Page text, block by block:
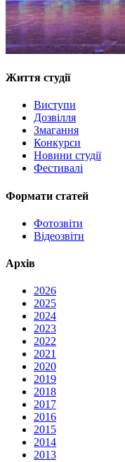
Життя студії
Виступи
Дозвілля
Змагання
Конкурси
Новини студії
Фестивалі
Формати статей
Фотозвіти
Відеозвіти
Архів
2026
2025
2024
2023
2022
2021
2020
2019
2018
2017
2016
2015
2014
2013